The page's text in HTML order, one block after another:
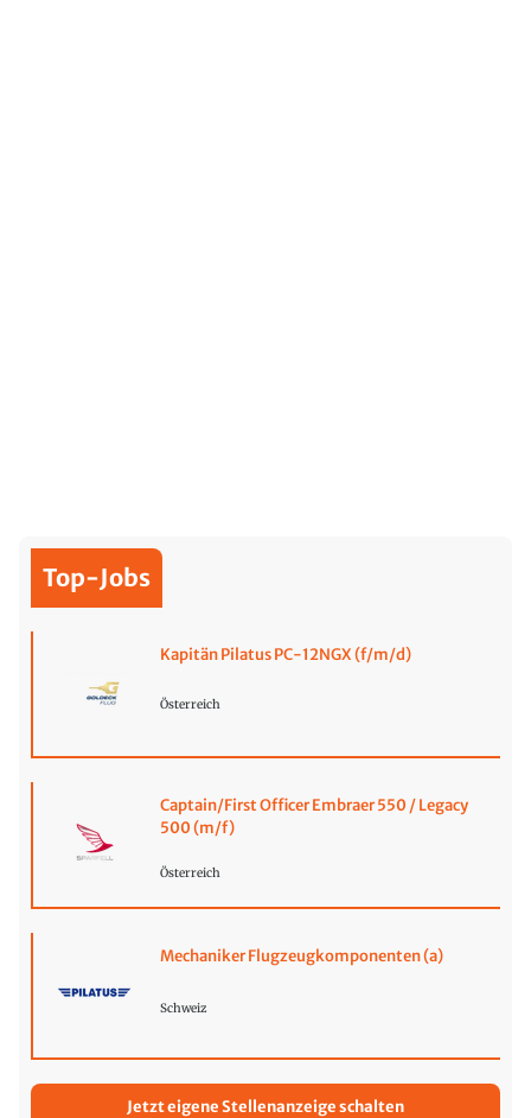
Top-Jobs
Kapitän Pilatus PC-12NGX (f/m/d)
Österreich
Captain/First Officer Embraer 550 / Legacy
500 (m/f)
Österreich
Mechaniker Flugzeugkomponenten (a)
Schweiz
Jetzt eigene Stellenanzeige schalten